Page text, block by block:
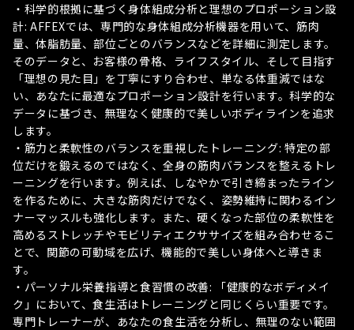
・科学的根拠に基づく身体組成分析と理想のプロポーション設
計: AFFEXでは、専門的な身体組成分析機器を用いて、筋肉
量、体脂肪量、部位ごとのバランスなどを詳細に測定します。
そのデータと、お客様の骨格、ライフスタイル、そして目指す
「理想の見た目」を丁寧にすり合わせ、単なる体重減ではな
い、あなたに最適なプロポーション設計を行います。科学的な
データに基づき、無理なく健康的で美しいボディラインを追求
します。
・筋力と柔軟性のバランスを重視したトレーニング: 特定の部
位だけを鍛えるのではなく、全身の筋肉バランスを整えるトレ
ーニングを行います。例えば、しなやかで引き締まったライン
を作るために、大きな筋肉だけでなく、姿勢維持に関わるイン
ナーマッスルも強化します。また、硬くなった部位の柔軟性を
高めるストレッチやモビリティエクササイズを組み合わせるこ
とで、関節の可動域を広げ、機能的で美しい身体へと導きま
す。
・パーソナル栄養指導と食習慣の改善: 「健康的なボディメイ
ク」において、食生活はトレーニングと同じくらい重要です。
専門トレーナーが、あなたの食生活を分析し、無理のない範囲